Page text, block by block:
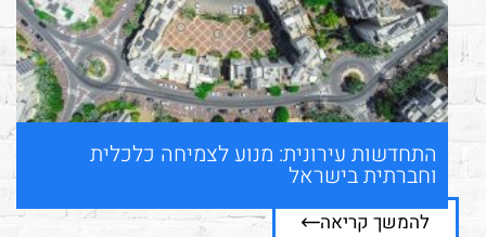
התחדשות עירונית: מנוע לצמיחה כלכלית
וחברתית בישראל
להמשך קריאה